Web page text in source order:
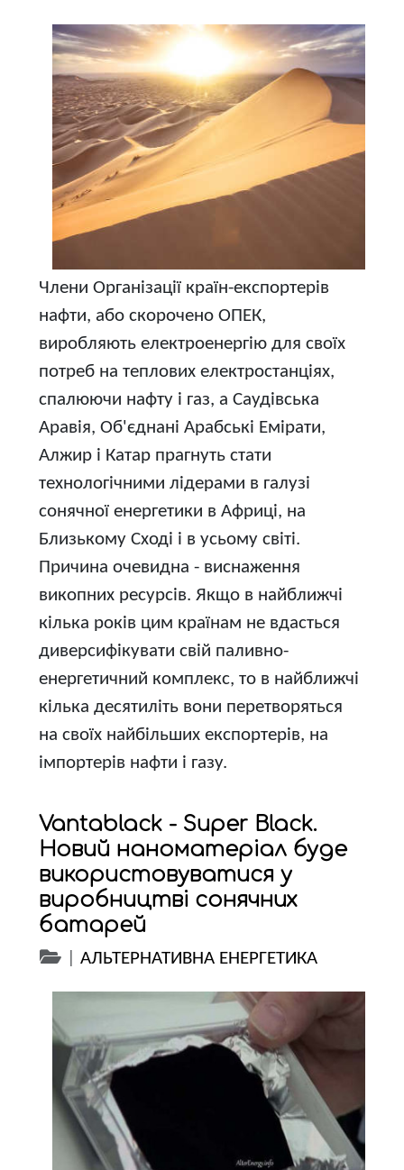
Члени Організації країн-експортерів
нафти, або скорочено ОПЕК,
виробляють електроенергію для своїх
потреб на теплових електростанціях,
спалюючи нафту і газ, а Саудівська
Аравія, Об'єднані Арабські Емірати,
Алжир і Катар прагнуть стати
технологічними лідерами в галузі
сонячної енергетики в Африці, на
Близькому Сході і в усьому світі.
Причина очевидна - виснаження
викопних ресурсів. Якщо в найближчі
кілька років цим країнам не вдасться
диверсифікувати свій паливно-
енергетичний комплекс, то в найближчі
кілька десятиліть вони перетворяться
на своїх найбільших експортерів, на
імпортерів нафти і газу.
Vantablack - Super Black.
Новий наноматеріал буде
використовуватися у
виробництві сонячних
батарей
|АЛЬТЕРНАТИВНА ЕНЕРГЕТИКА